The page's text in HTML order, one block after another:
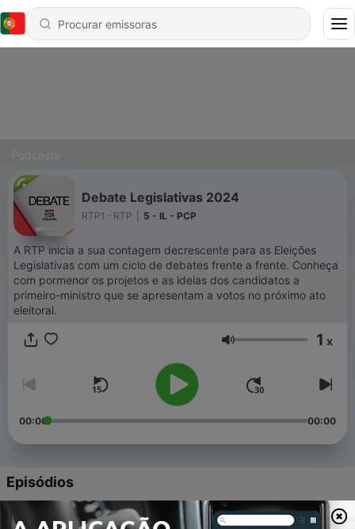
Debate Legislativas 2024
RTP1 - RTP 5 - IL - PCP
A RTP inicia a sua contagem decrescente para as Eleições
Legislativas com um ciclo de debates frente a frente. Conheça
com pormenor os projetos e as ideias dos candidatos a
primeiro-ministro que se apresentam a votos no próximo ato
eleitoral.
Volume 1 x
00:00 00:00
Episódios
5 - IL - PCP